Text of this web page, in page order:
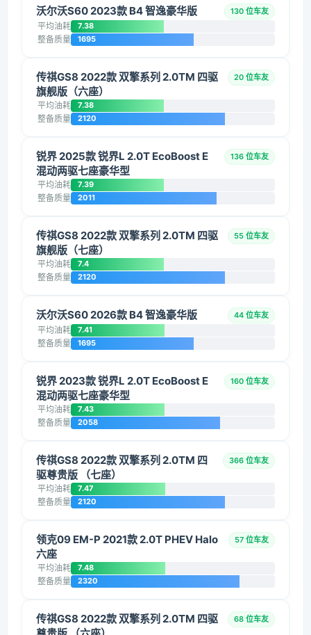
沃尔沃S60 2023款 B4 智逸豪华版 130 位车友
平均油耗 7.38
整备质量 1695
传祺GS8 2022款 双擎系列 2.0TM 四驱
旗舰版（六座）
20 位车友
平均油耗 7.38
整备质量 2120
锐界 2025款 锐界L 2.0T EcoBoost E
混动两驱七座豪华型
136 位车友
平均油耗 7.39
整备质量 2011
传祺GS8 2022款 双擎系列 2.0TM 四驱
旗舰版（七座）
55 位车友
平均油耗 7.4
整备质量 2120
沃尔沃S60 2026款 B4 智逸豪华版 44 位车友
平均油耗 7.41
整备质量 1695
锐界 2023款 锐界L 2.0T EcoBoost E
混动两驱七座豪华型
160 位车友
平均油耗 7.43
整备质量 2058
传祺GS8 2022款 双擎系列 2.0TM 四
驱尊贵版 （七座）
366 位车友
平均油耗 7.47
整备质量 2120
领克09 EM-P 2021款 2.0T PHEV Halo
六座
57 位车友
平均油耗 7.48
整备质量 2320
传祺GS8 2022款 双擎系列 2.0TM 四驱
68 位车友